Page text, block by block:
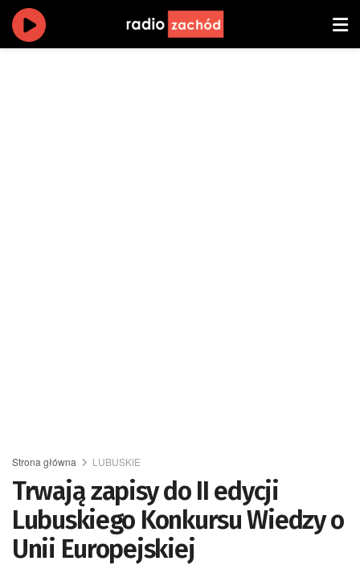
Strona główna LUBUSKIE
Trwają zapisy do II edycji
Lubuskiego Konkursu Wiedzy o
Unii Europejskiej